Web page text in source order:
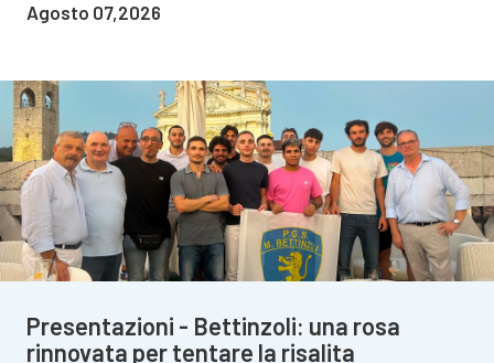
Agosto 07,2026
Presentazioni - Bettinzoli: una rosa
rinnovata per tentare la risalita